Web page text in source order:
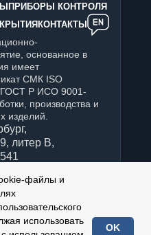
ПРИБОРЫ КОНТРОЛЯ
КОНТАКТЫ
основанное в
имеет
СМК ISO
ГОСТ Р ИСО 9001-
производства и
изделий.
литер В,
90файлы и
использовать
OK